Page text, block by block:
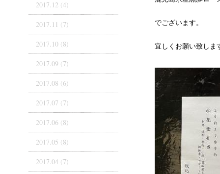
でございます。
宜しくお願い致しま
2017.12 (4)
2017.11 (7)
2017.10 (8)
2017.09 (7)
2017.08 (6)
2017.07 (7)
2017.06 (8)
2017.05 (8)
2017.04 (7)